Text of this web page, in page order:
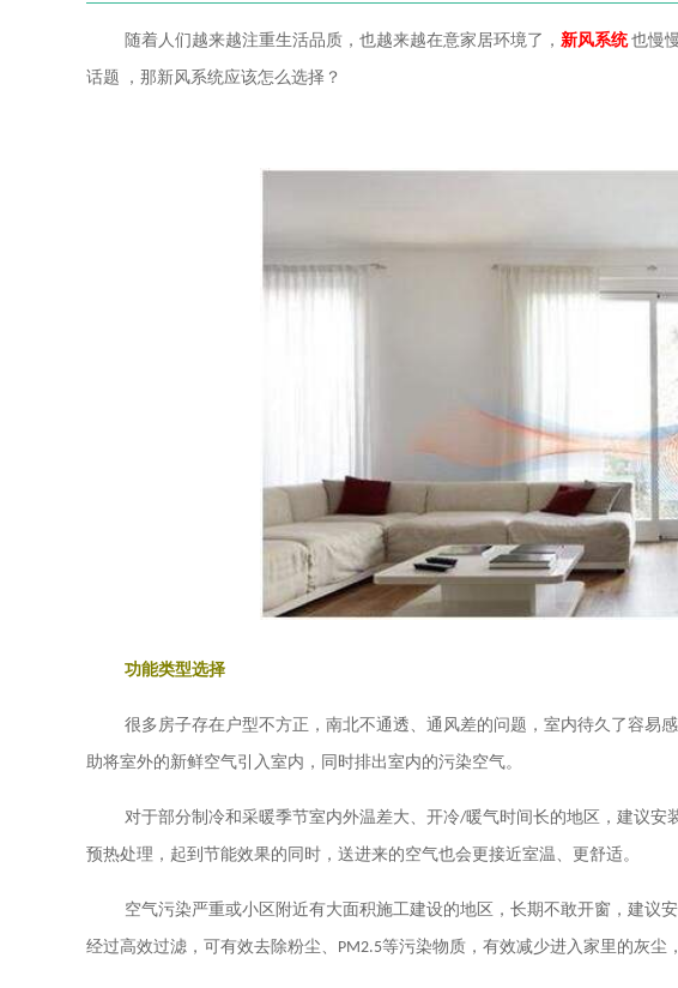
随着人们越来越注重生活品质，也越来越在意家居环境了， 新风系统 也慢
话题 ，那新风系统应该怎么选择？
功能类型选择
很多房子存在户型不方正，南北不通透、通风差的问题，室内待久了容易
助将室外的新鲜空气引入室内，同时排出室内的污染空气。
对于部分制冷和采暖季节室内外温差大、开冷/暖气时间长的地区，建议安
预热处理，起到节能效果的同时，送进来的空气也会更接近室温、更舒适。
空气污染严重或小区附近有大面积施工建设的地区，长期不敢开窗，建议
经过高效过滤，可有效去除粉尘、 PM2.5等污染物质，有效减少进入家里的灰尘